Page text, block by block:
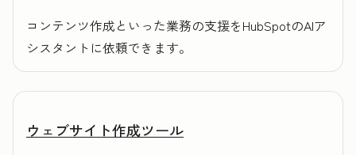
コンテンツ作成といった業務の支援をHubSpotのAIア
シスタントに依頼できます。
ウェブサイト作成ツール